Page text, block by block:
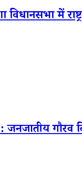
विधानसभा में
गौरव दिवस